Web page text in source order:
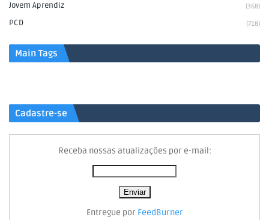
Jovem Aprendiz (368)
PCD (718)
Main Tags
Cadastre-se
Receba nossas atualizações por e-mail:
Entregue por FeedBurner